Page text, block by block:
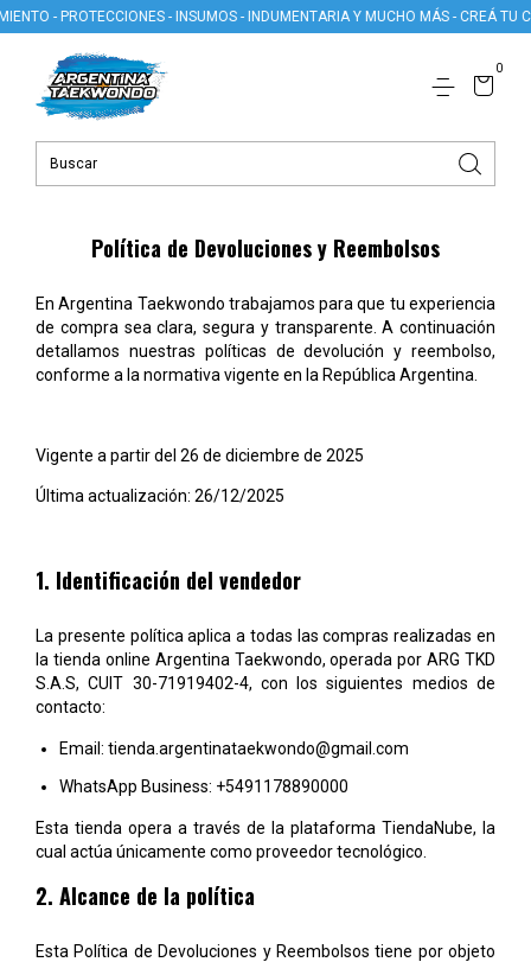
- INSUMOS - INDUMENTARIA Y MUCHO MÁS - CREÁ TU
0
Política de Devoluciones y Reembolsos
En Argentina Taekwondo trabajamos para que tu experiencia
de compra sea clara, segura y transparente. A continuación
detallamos nuestras políticas de devolución y reembolso,
conforme a la normativa vigente en la República Argentina.
Vigente a partir del 26 de diciembre de 2025
Última actualización: 26/12/2025
1. Identificación del vendedor
La presente política aplica a todas las compras realizadas en
la tienda online Argentina Taekwondo, operada por ARG TKD
S.A.S, CUIT 30-71919402-4, con los siguientes medios de
contacto:
Email: tienda.argentinataekwondo@gmail.com
WhatsApp Business: +5491178890000
Esta tienda opera a través de la plataforma TiendaNube, la
cual actúa únicamente como proveedor tecnológico.
2. Alcance de la política
Esta Política de Devoluciones y Reembolsos tiene por objeto